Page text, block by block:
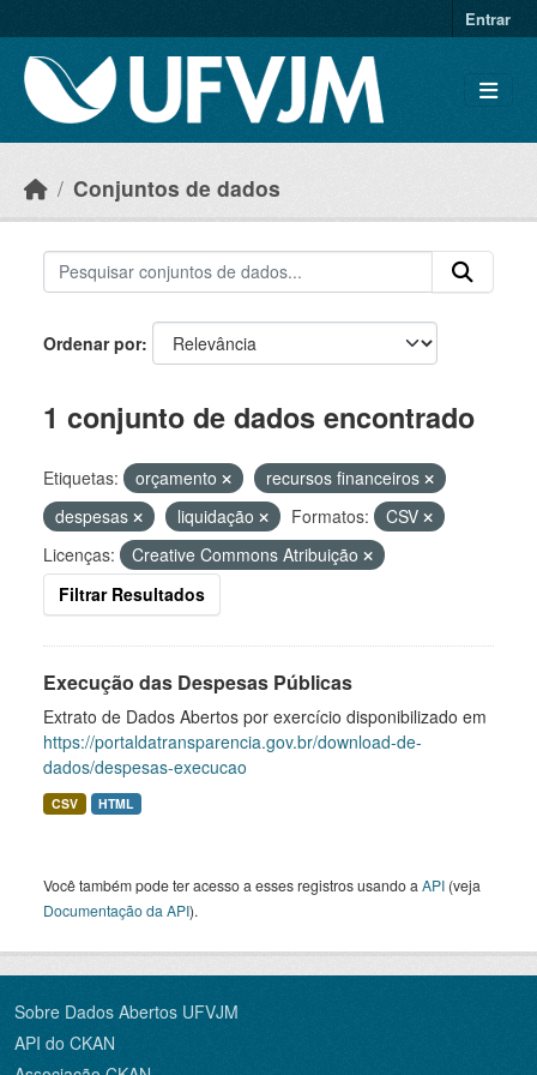
Entrar
Conjuntos de dados
Ordenar por
1 conjunto de dados encontrado
Etiquetas: orçamento
recursos financeiros
despesas
liquidação Formatos:
CSV
Licenças:
Creative Commons Atribuição
Filtrar Resultados
Execução das Despesas Públicas
Extrato de Dados Abertos por exercício disponibilizado em
https://portaldatransparencia.gov.br/download-de-
dados/despesas-execucao
CSV HTML
Você também pode ter acesso a esses registros usando a API (veja
Documentação da API).
Sobre Dados Abertos UFVJM
API do CKAN